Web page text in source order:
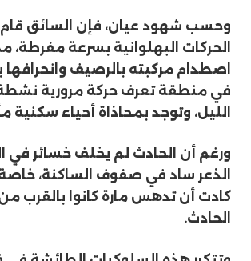
وحسب شهود عيان، فإن السائق
الحركات البهلوانية بسرعة مفرطة،
اصطدام مركبته بالرصيف
في منطقة تعرف حركة مرورية
الليل، وتوجد بمحاذاة أحياء سكنية
ورغم أن الحادث لم يخلف خسائر في
الذعر ساد في صفوف الساكنة، خاصة
كادت أن تدهس مارة كانوا بالقرب
الحادث.